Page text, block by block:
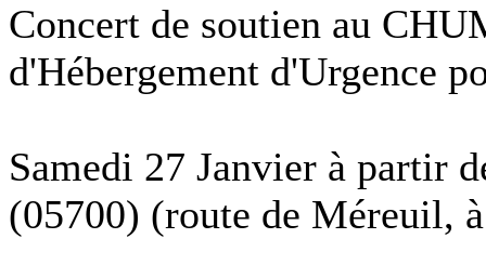
Concert de soutien au
d'Hébergement d'Urgence
Samedi 27 Janvier à partir
(05700) (route de Méreuil,